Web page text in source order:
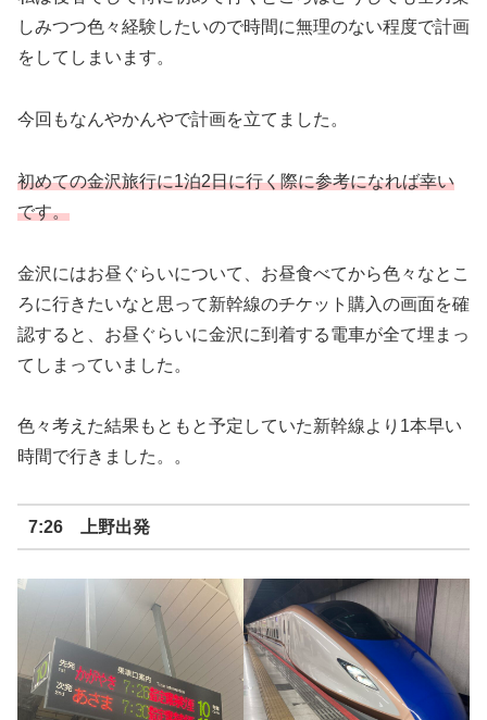
しみつつ色々経験したいので時間に無理のない程度で計画
をしてしまいます。
今回もなんやかんやで計画を立てました。
初めての金沢旅行に1泊2日に行く際に参考になれば幸い
です。
金沢にはお昼ぐらいについて、お昼食べてから色々なとこ
ろに行きたいなと思って新幹線のチケット購入の画面を確
認すると、お昼ぐらいに金沢に到着する電車が全て埋まっ
てしまっていました。
色々考えた結果もともと予定していた新幹線より1本早い
時間で行きました。。
7:26 上野出発